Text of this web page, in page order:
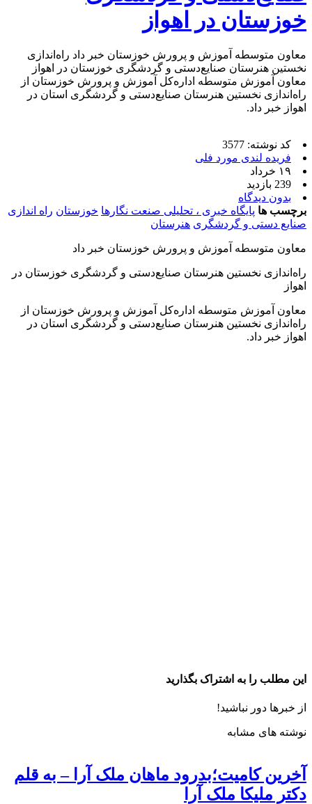
خوزستان در اهواز
معاون متوسطه آموزش و پرورش خوزستان خبر داد راه‌اندازی
نخستین هنرستان صنایع‌دستی و گردشگری خوزستان در اهواز
معاون آموزش متوسطه اداره‌کل آموزش و پرورش خوزستان از
راه‌اندازی نخستین هنرستان صنایع‌دستی و گردشگری استان در
اهواز خبر داد.
کد نوشته: 3577
فریده لندی مورد فلی
۱۹ خرداد
239 بازدید
بدون دیدگاه
برچسب ها پایگاه خبری ، تحلیلی صنعت نگارها خوزستان راه اندازی
صنایع دستی و گردشگری هنرستان
معاون متوسطه آموزش و پرورش خوزستان خبر داد
راه‌اندازی نخستین هنرستان صنایع‌دستی و گردشگری خوزستان در
اهواز
معاون آموزش متوسطه اداره‌کل آموزش و پرورش خوزستان از
راه‌اندازی نخستین هنرستان صنایع‌دستی و گردشگری استان در
اهواز خبر داد.
این مطلب را به اشتراک بگذارید
از خبرها دور نباشید!
نوشته های مشابه
آخرین کامیت؛بدرود ماهان ملک آرا – به قلم
دکتر ملیکا ملک آرا